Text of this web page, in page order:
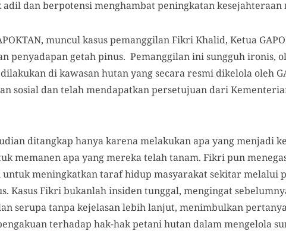
dan berpotensi menghambat peningkatan kesejahteraan
muncul kasus pemanggilan Fikri Khalid, Ketua
penyadapan getah pinus. Pemanggilan ini sungguh ironis,
di kawasan hutan yang secara resmi dikelola oleh
sosial dan telah mendapatkan persetujuan dari
ditangkap hanya karena melakukan apa yang menjadi
memanen apa yang mereka telah tanam. Fikri pun
meningkatkan taraf hidup masyarakat sekitar melalui
Kasus Fikri bukanlah insiden tunggal, mengingat
serupa tanpa kejelasan lebih lanjut, menimbulkan
terhadap hak-hak petani hutan dalam mengelola